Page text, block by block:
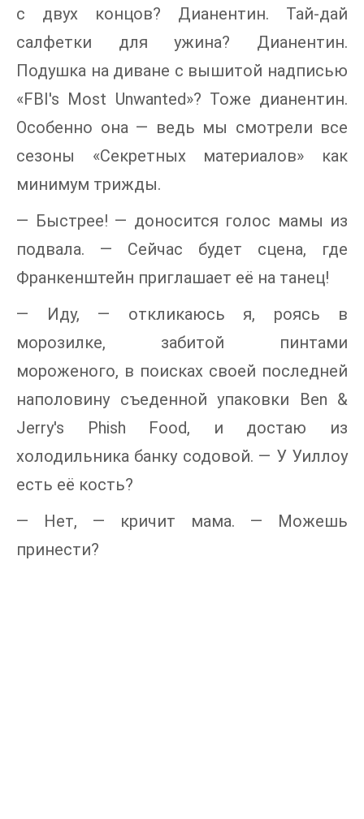
с двух концов? Дианентин. Тай-дай
салфетки для ужина? Дианентин.
Подушка на диване с вышитой надписью
«FBI's Most Unwanted»? Тоже дианентин.
Особенно она — ведь мы смотрели все
сезоны «Секретных материалов» как
минимум трижды.
— Быстрее! — доносится голос мамы из
подвала. — Сейчас будет сцена, где
Франкенштейн приглашает её на танец!
— Иду, — откликаюсь я, роясь в
морозилке, забитой пинтами
мороженого, в поисках своей последней
наполовину съеденной упаковки Ben &
Jerry's Phish Food, и достаю из
холодильника банку содовой. — У Уиллоу
есть её кость?
— Нет, — кричит мама. — Можешь
принести?